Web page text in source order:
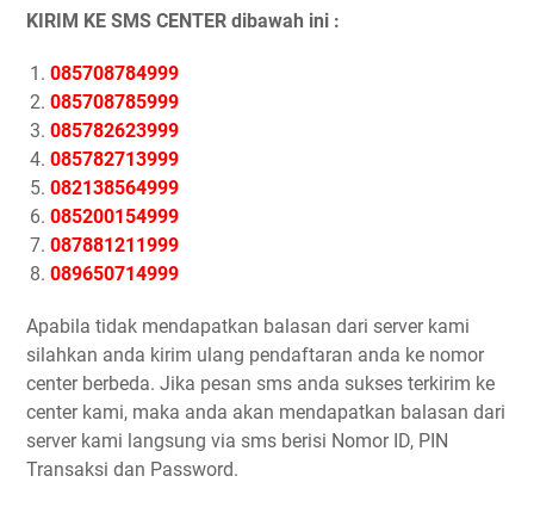
KIRIM KE SMS CENTER dibawah ini :
085708784999
085708785999
085782623999
085782713999
082138564999
085200154999
087881211999
089650714999
Apabila tidak mendapatkan balasan dari server kami
silahkan anda kirim ulang pendaftaran anda ke nomor
center berbeda. Jika pesan sms anda sukses terkirim ke
center kami, maka anda akan mendapatkan balasan dari
server kami langsung via sms berisi Nomor ID, PIN
Transaksi dan Password.